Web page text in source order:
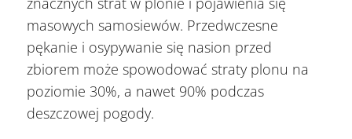
masowych samosiewów. Przedwczesne
pękanie i osypywanie się nasion przed
zbiorem może spowodować straty plonu na
poziomie 30%, a nawet 90% podczas
deszczowej pogody.